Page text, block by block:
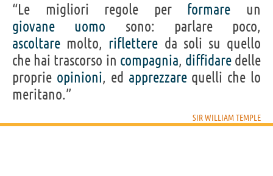
“Le migliori regole per formare un
giovane
uomo sono: parlare poco,
ascoltare molto, riflettere da soli su quello
che hai trascorso in compagnia, diffidaredelle
proprie opinioni, ed apprezzarequelli che lo
meritano.”
SIR WILLIAM TEMPLE